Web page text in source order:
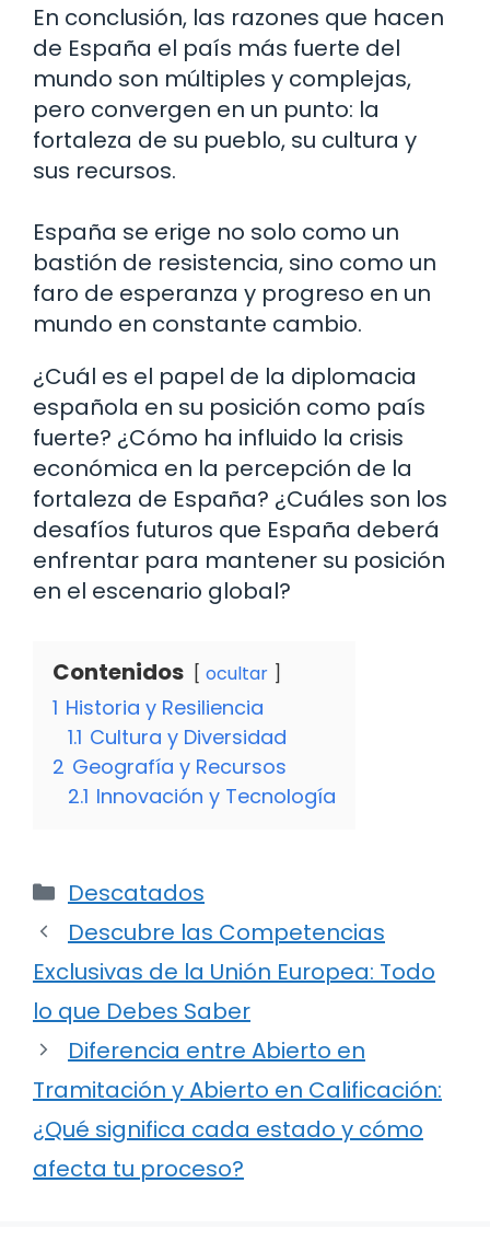
En conclusión, las razones que hacen
de España el país más fuerte del
mundo son múltiples y complejas,
pero convergen en un punto: la
fortaleza de su pueblo, su cultura y
sus recursos.
España se erige no solo como un
bastión de resistencia, sino como un
faro de esperanza y progreso en un
mundo en constante cambio.
¿Cuál es el papel de la diplomacia
española en su posición como país
fuerte? ¿Cómo ha influido la crisis
económica en la percepción de la
fortaleza de España? ¿Cuáles son los
desafíos futuros que España deberá
enfrentar para mantener su posición
en el escenario global?
Contenidos ocultar
1 Historia y Resiliencia
1.1 Cultura y Diversidad
2 Geografía y Recursos
2.1 Innovación y Tecnología
Categorías
Descatados
Descubre las Competencias
Exclusivas de la Unión Europea: Todo
lo que Debes Saber
Diferencia entre Abierto en
Tramitación y Abierto en Calificación:
¿Qué significa cada estado y cómo
afecta tu proceso?